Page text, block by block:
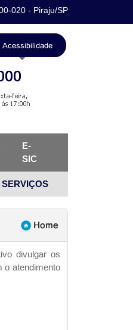
020 - Piraju/SP
E-
SIC
SERVIÇOS
divulgar os
o atendimento